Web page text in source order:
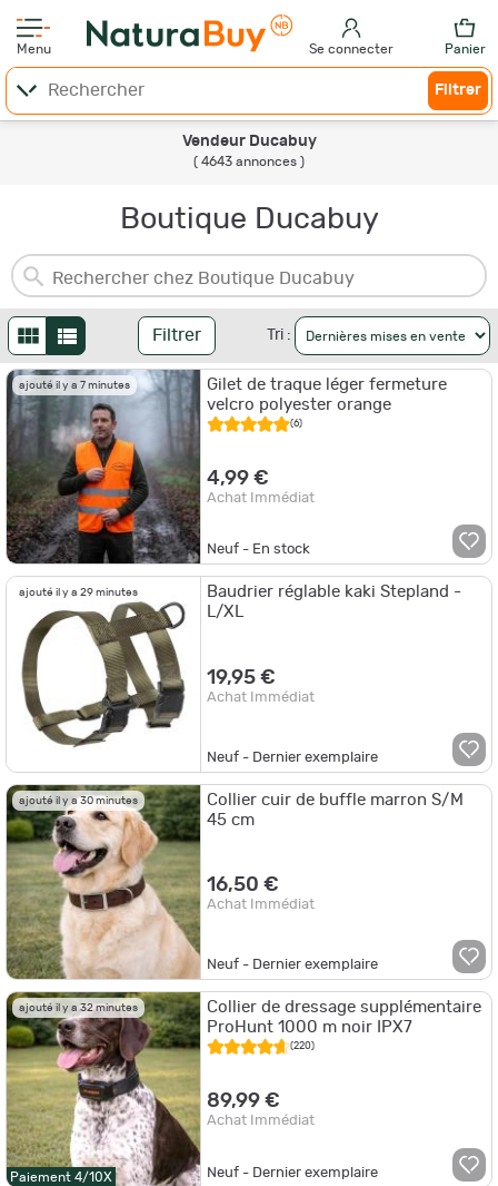
Menu Se connecter Panier
Filtrer
Vendeur Ducabuy
( 4643 annonces )
Boutique Ducabuy
Filtrer Tri :
ajouté il y a 7 minutes
Gilet de traque léger fermeture
velcro polyester orange
(6)
4,99 €
Achat Immédiat
Neuf - En stock
ajouté il y a 29 minutes
Baudrier réglable kaki Stepland -
L/XL
19,95 €
Achat Immédiat
Neuf - Dernier exemplaire
ajouté il y a 30 minutes
Collier cuir de buffle marron S/M
45 cm
16,50 €
Achat Immédiat
Neuf - Dernier exemplaire
ajouté il y a 32 minutes
Paiement 4/10X
Collier de dressage supplémentaire
ProHunt 1000 m noir IPX7
(220)
89,99 €
Achat Immédiat
Neuf - Dernier exemplaire